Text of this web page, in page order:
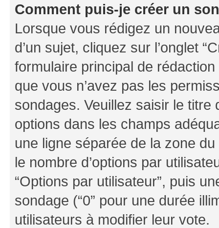
Comment puis-je créer un
Lorsque vous rédigez un
d’un sujet, cliquez sur l’onglet
formulaire principal de
que vous n’avez pas les
sondages. Veuillez saisir le
options dans les champs
une ligne séparée de la zone
le nombre d’options par
“Options par utilisateur”, puis
sondage (“0” pour une durée
utilisateurs à modifier leur vote.